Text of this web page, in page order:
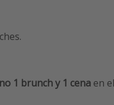
1 brunch y 1 cena en